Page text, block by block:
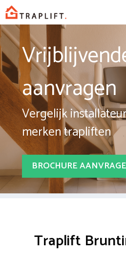
Spring
naar
inhoud
aanvragen
Vergelijk
merken trapliften
BROCHURE
Traplift